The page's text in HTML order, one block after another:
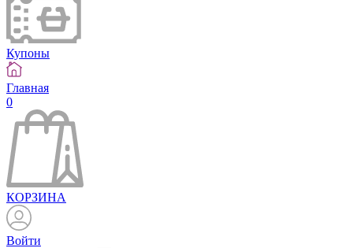
Купоны
Главная
0
КОРЗИНА
Войти